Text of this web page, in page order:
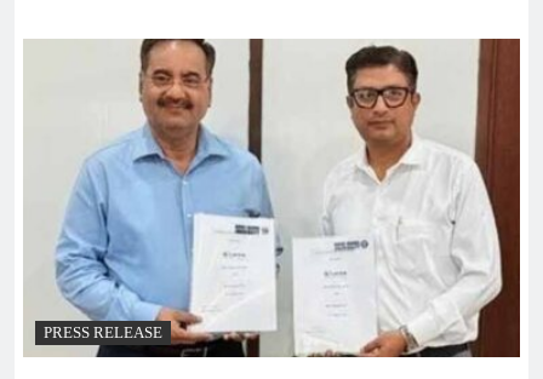
PRESS RELEASE